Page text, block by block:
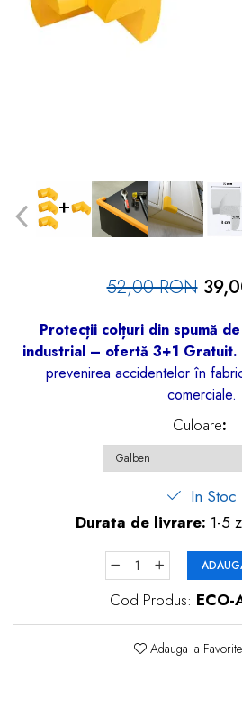
dopuri de urechi
Produse îngrijire copii
52,00 RON
Protecții colțuri din spumă
industrial – ofertă 3+1 Gratuit.
prevenirea accidentelor în
comerciale.
Culoare:
In Stoc
Durata de livrare: 1-5
Cod Produs: ECO-
Adauga la Favorite